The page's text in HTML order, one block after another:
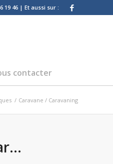
19 46 | Et aussi sur :
contacter
/ Caravane / Caravaning